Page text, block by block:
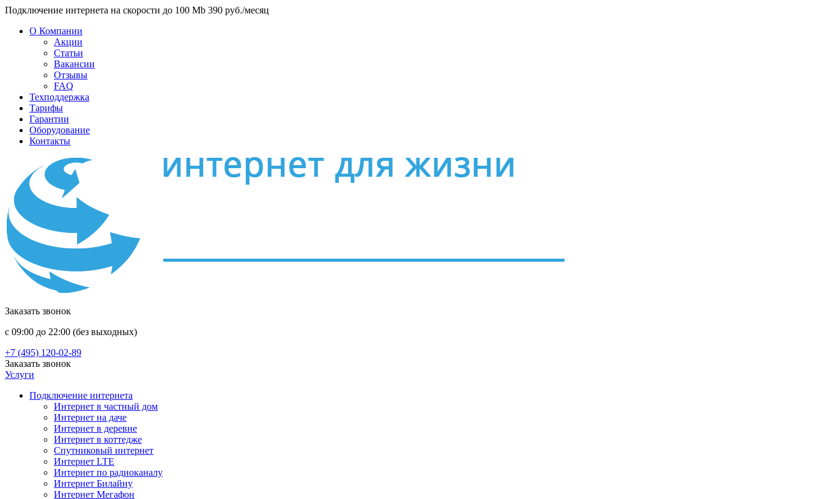
Подключение интернета на скорости до 100 Mb 390 руб./месяц
О Компании
Акции
Статьи
Вакансии
Отзывы
FAQ
Техподдержка
Тарифы
Гарантии
Оборудование
Контакты
Заказать звонок
с 09:00 до 22:00 (без выходных)
+7 (495) 120-02-89
Заказать звонок
Услуги
Подключение интернета
Интернет в частный дом
Интернет на даче
Интернет в деревне
Интернет в коттедже
Спутниковый интернет
Интернет LTE
Интернет по радиоканалу
Интернет Билайну
Интернет Мегафон